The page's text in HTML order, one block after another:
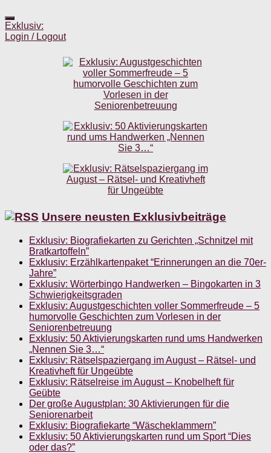
Exklusiv:
Login / Logout
Unsere neusten Exklusivbeiträge
Exklusiv: Biografiekarten zu Gerichten „Schnitzel mit
Bratkartoffeln”
Exklusiv: Erzählkartenpaket “Erinnerungen an die 70er-
Jahre”
Exklusiv: Wörterbingo Handwerken – Bingokarten in 3
Schwierigkeitsgraden
Exklusiv: Augustgeschichten voller Sommerfreude – 5
humorvolle Geschichten zum Vorlesen in der
Seniorenbetreuung
Exklusiv: 50 Aktivierungskarten rund ums Handwerken
„Nennen Sie 3…“
Exklusiv: Rätselspaziergang im August – Rätsel- und
Kreativheft für Ungeübte
Exklusiv: Rätselreise im August – Knobelheft für
Geübte
Der große Augustplan: 30 Aktivierungen für die
Seniorenarbeit
Exklusiv: Biografiekarte “Wäscheklammern”
Exklusiv: 50 Aktivierungskarten rund um Sport “Dies
oder das?”